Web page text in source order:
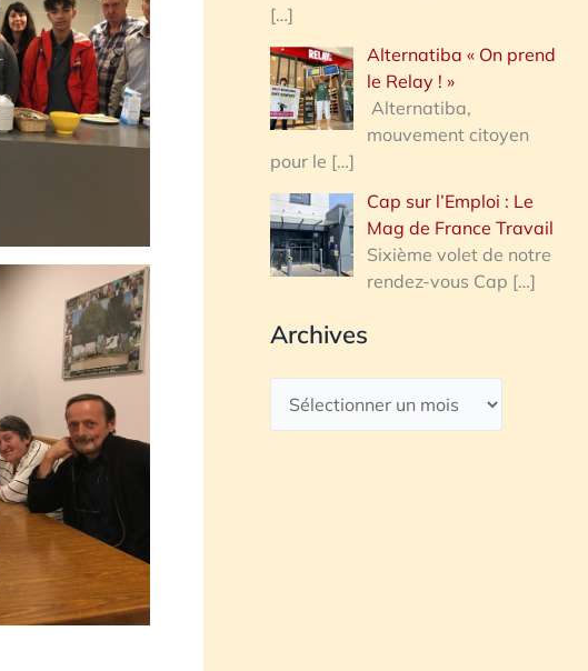
[…]
Alternatiba « On prend
le Relay ! »
Alternatiba,
mouvement citoyen
pour le […]
Cap sur l’Emploi : Le
Mag de France Travail
Sixième volet de notre
rendez-vous Cap […]
Archives